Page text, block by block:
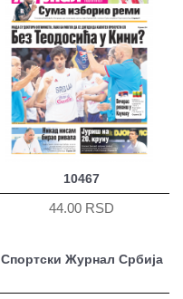
10467
44.00 RSD
Спортски Журнал Србија